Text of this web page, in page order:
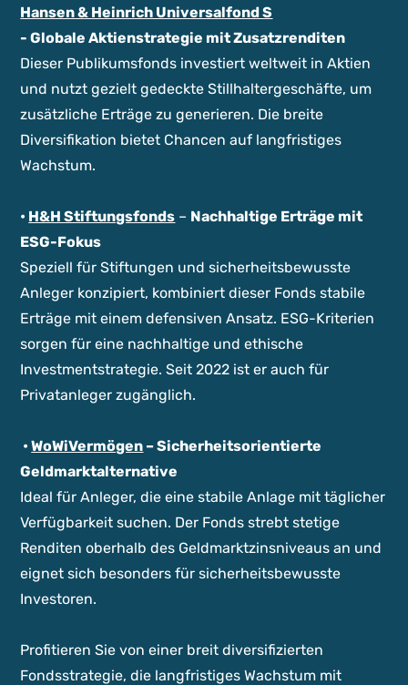
Hansen & Heinrich Universalfond S
- Globale Aktienstrategie mit Zusatzrenditen
Dieser Publikumsfonds investiert weltweit in Aktien
und nutzt gezielt gedeckte Stillhaltergeschäfte, um
zusätzliche Erträge zu generieren. Die breite
Diversifikation bietet Chancen auf langfristiges
Wachstum.
• H&H Stiftungsfonds – Nachhaltige Erträge mit
ESG-Fokus
Speziell für Stiftungen und sicherheitsbewusste
Anleger konzipiert, kombiniert dieser Fonds stabile
Erträge mit einem defensiven Ansatz. ESG-Kriterien
sorgen für eine nachhaltige und ethische
Investmentstrategie. Seit 2022 ist er auch für
Privatanleger zugänglich.
•WoWiVermögen – Sicherheitsorientierte
Geldmarktalternative
Ideal für Anleger, die eine stabile Anlage mit täglicher
Verfügbarkeit suchen. Der Fonds strebt stetige
Renditen oberhalb des Geldmarktzinsniveaus an und
eignet sich besonders für sicherheitsbewusste
Investoren.
Profitieren Sie von einer breit diversifizierten
Fondsstrategie, die langfristiges Wachstum mit